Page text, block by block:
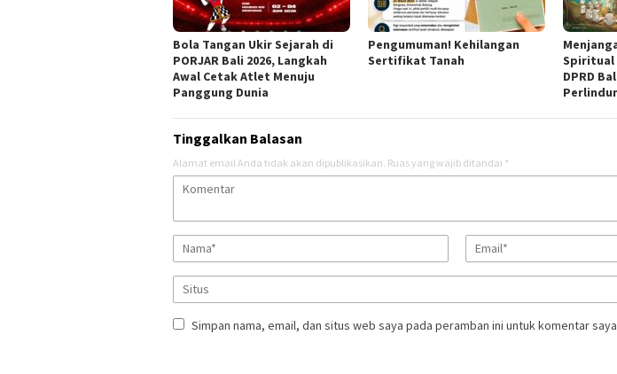
Bola Tangan Ukir Sejarah di
PORJAR Bali 2026, Langkah
Awal Cetak Atlet Menuju
Panggung Dunia
Pengumuman! Kehilangan
Sertifikat Tanah
Spiritual
DPRD
Tinggalkan Balasan
Alamat email Anda tidak akan dipublikasikan. Ruas yang wajib ditandai *
Simpan nama, email, dan situs web saya pada peramban ini untuk komentar